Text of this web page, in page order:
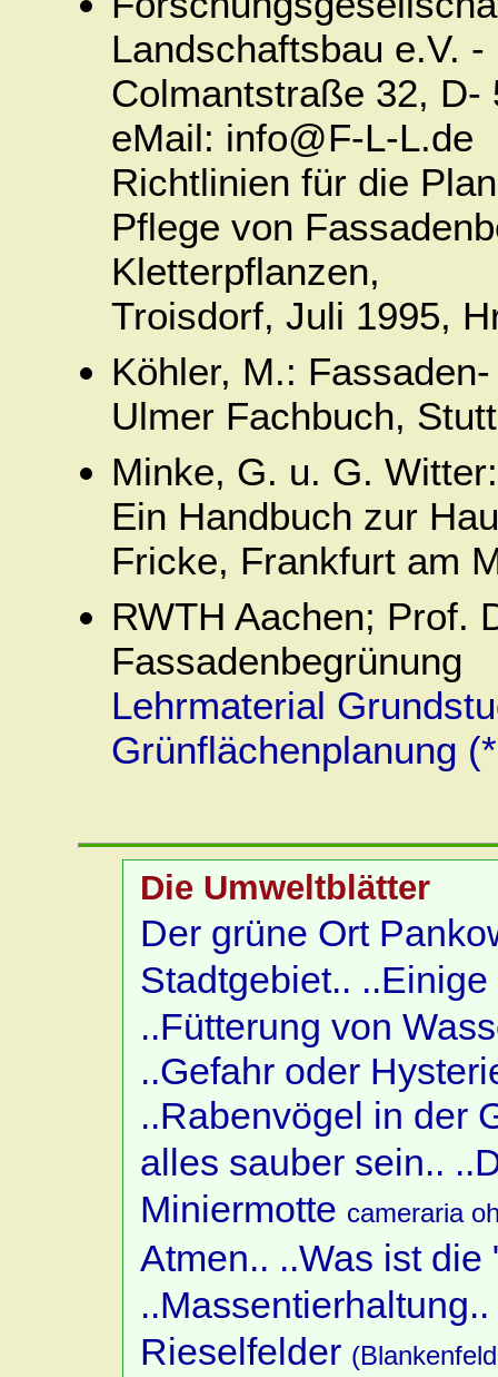
Landschaftsbau e.V. -
Colmantstraße 32, D-
eMail: info@F-L-L.de
Richtlinien für die
Pflege von
Kletterpflanzen,
Troisdorf, Juli 1995,
Köhler, M.:
Ulmer Fachbuch,
Minke, G. u. G.
Ein Handbuch zur
Fricke, Frankfurt am
RWTH Aachen; Prof.
Fassadenbegrünung
Lehrmaterial
Grünflächenplanung
Die Umweltblätter
Der grüne Ort
Stadtgebiet..
..Fütterung von
..Gefahr oder
..Rabenvögel in der
alles sauber sein..
Miniermotte cameraria
Atmen.. ..Was ist die
..Massentierhaltung..
Rieselfelder